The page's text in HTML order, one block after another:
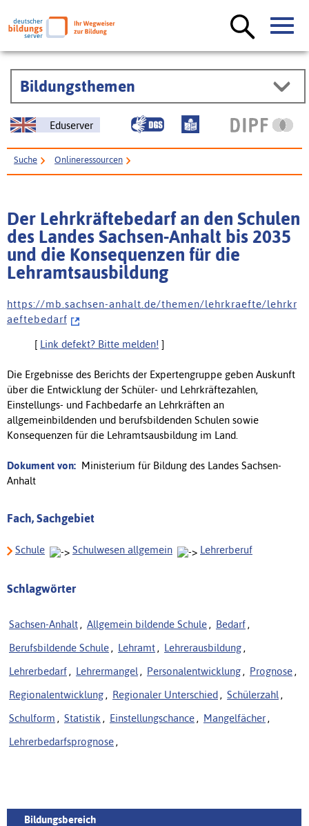
Bildungsthemen
Eduserver
Suche Onlineressourcen
Der Lehrkräftebedarf an den Schulen
des Landes Sachsen-Anhalt bis 2035
und die Konsequenzen für die
Lehramtsausbildung
h t t p s : / / m b . s a c h s e n - a n h a l t . d e / t h e m e n / l e h r k r a e f t e / l e h r k r
a e f t e b e d a r f
[ Link defekt? Bitte melden! ]
Die Ergebnisse des Berichts der Expertengruppe geben Auskunft
über die Entwicklung der Schüler- und Lehrkräftezahlen,
Einstellungs- und Fachbedarfe an Lehrkräften an
allgemeinbildenden und berufsbildenden Schulen sowie
Konsequenzen für die Lehramtsausbildung im Land.
Dokument von: Ministerium für Bildung des Landes Sachsen-
Anhalt
Fach, Sachgebiet
Schule Schulwesen allgemein Lehrerberuf
Schlagwörter
Sachsen-Anhalt , Allgemein bildende Schule , Bedarf ,
Berufsbildende Schule , Lehramt , Lehrerausbildung ,
Lehrerbedarf , Lehrermangel , Personalentwicklung , Prognose ,
Regionalentwicklung , Regionaler Unterschied , Schülerzahl ,
Schulform , Statistik , Einstellungschance , Mangelfächer ,
Lehrerbedarfsprognose ,
Bildungsbereich